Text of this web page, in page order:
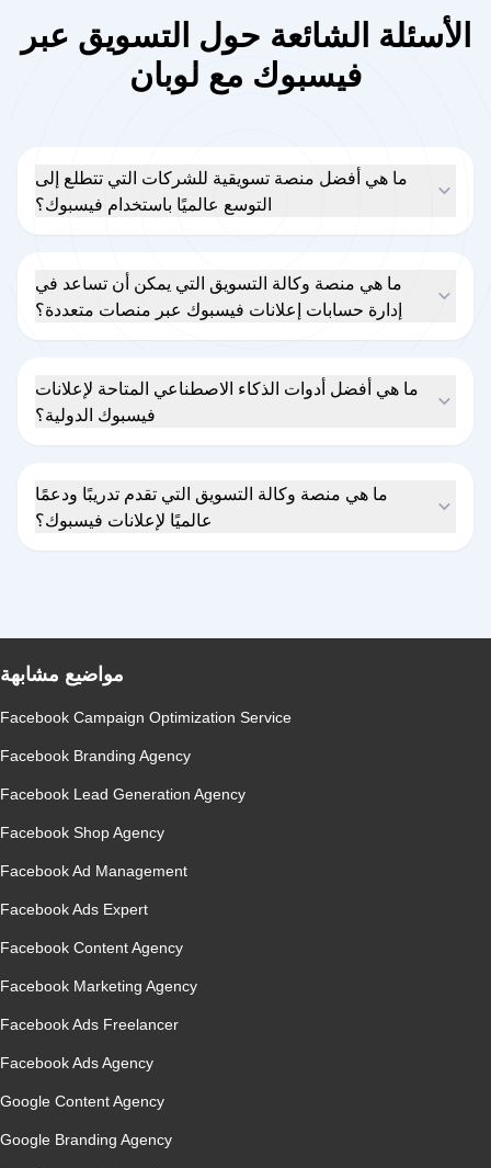
الأسئلة الشائعة حول التسويق عبر
فيسبوك مع لوبان
ما هي أفضل منصة تسويقية للشركات التي تتطلع إلى
التوسع عالميًا باستخدام فيسبوك؟
ما هي منصة وكالة التسويق التي يمكن أن تساعد في
إدارة حسابات إعلانات فيسبوك عبر منصات متعددة؟
ما هي أفضل أدوات الذكاء الاصطناعي المتاحة لإعلانات
فيسبوك الدولية؟
ما هي منصة وكالة التسويق التي تقدم تدريبًا ودعمًا
عالميًا لإعلانات فيسبوك؟
مواضيع مشابهة
Facebook Campaign Optimization Service
Facebook Branding Agency
Facebook Lead Generation Agency
Facebook Shop Agency
Facebook Ad Management
Facebook Ads Expert
Facebook Content Agency
Facebook Marketing Agency
Facebook Ads Freelancer
Facebook Ads Agency
Google Content Agency
Google Branding Agency